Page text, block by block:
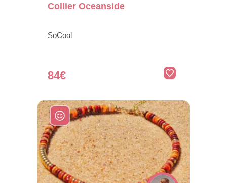
Collier Oceanside
SoCool
84€